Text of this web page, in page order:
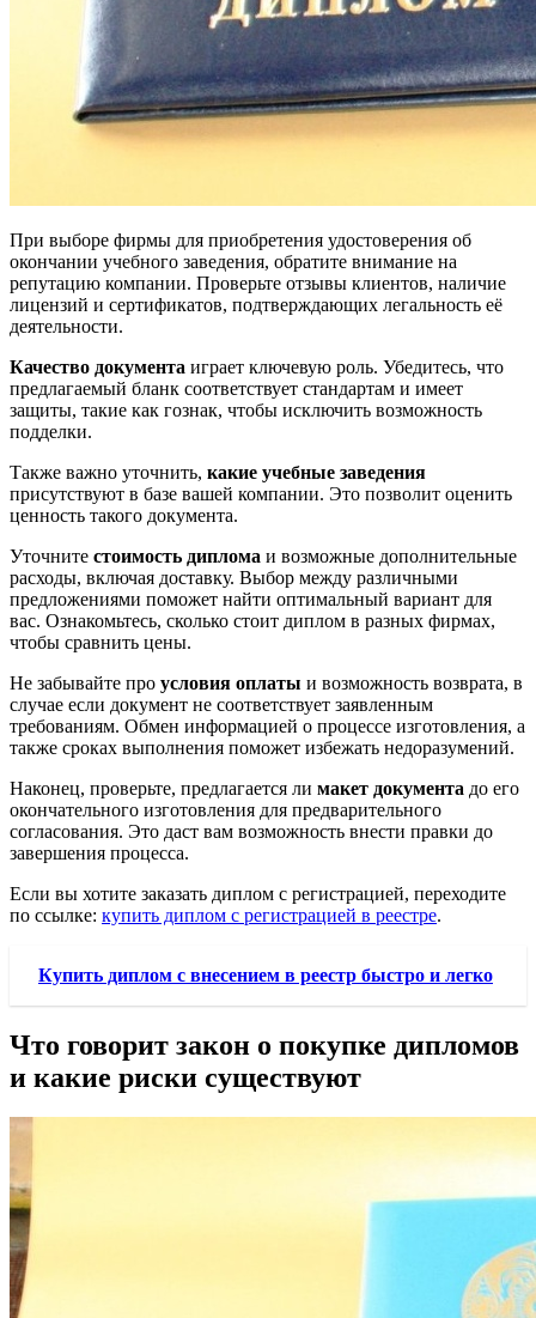
При выборе фирмы для приобретения удостоверения об
окончании учебного заведения, обратите внимание на
репутацию компании. Проверьте отзывы клиентов, наличие
лицензий и сертификатов, подтверждающих легальность её
деятельности.
Качество документа играет ключевую роль. Убедитесь, что
предлагаемый бланк соответствует стандартам и имеет
защиты, такие как гознак, чтобы исключить возможность
подделки.
Также важно уточнить, какие учебные заведения
присутствуют в базе вашей компании. Это позволит оценить
ценность такого документа.
Уточните стоимость диплома и возможные дополнительные
расходы, включая доставку. Выбор между различными
предложениями поможет найти оптимальный вариант для
вас. Ознакомьтесь, сколько стоит диплом в разных фирмах,
чтобы сравнить цены.
Не забывайте про условия оплаты и возможность возврата, в
случае если документ не соответствует заявленным
требованиям. Обмен информацией о процессе изготовления, а
также сроках выполнения поможет избежать недоразумений.
Наконец, проверьте, предлагается ли макет документа до его
окончательного изготовления для предварительного
согласования. Это даст вам возможность внести правки до
завершения процесса.
Если вы хотите заказать диплом с регистрацией, переходите
по ссылке: купить диплом с регистрацией в реестре.
Купить диплом с внесением в реестр быстро и легко
Что говорит закон о покупке дипломов
и какие риски существуют